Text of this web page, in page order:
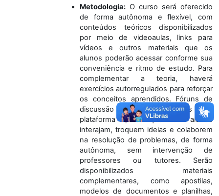
Metodologia: O curso será oferecido
de forma autônoma e flexível, com
conteúdos teóricos disponibilizados
por meio de videoaulas, links para
vídeos e outros materiais que os
alunos poderão acessar conforme sua
conveniência e ritmo de estudo. Para
complementar a teoria, haverá
exercícios autorregulados para reforçar
os conceitos aprendidos. Fóruns de
discussão serão propostos na
plataforma para que os alunos
interajam, troquem ideias e colaborem
na resolução de problemas, de forma
autônoma, sem intervenção de
professores ou tutores. Serão
disponibilizados materiais
complementares, como apostilas,
modelos de documentos e planilhas,